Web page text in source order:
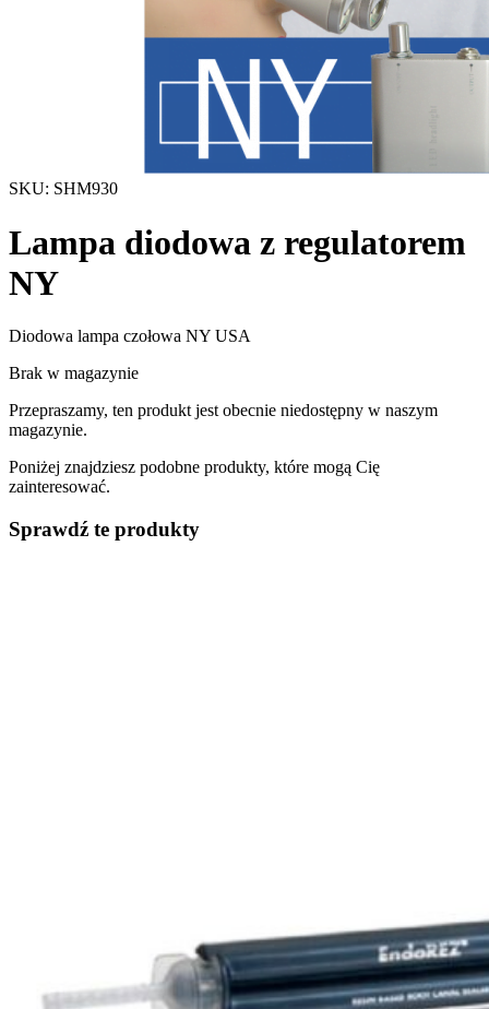
SKU: SHM930
Lampa diodowa z regulatorem
NY
Diodowa lampa czołowa NY USA
Brak w magazynie
Przepraszamy, ten produkt jest obecnie niedostępny w naszym
magazynie.
Poniżej znajdziesz podobne produkty, które mogą Cię
zainteresować.
Sprawdź te produkty